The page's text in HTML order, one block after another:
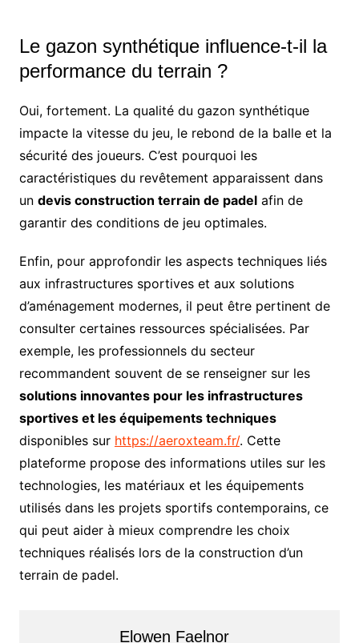
Le gazon synthétique influence-t-il la
performance du terrain ?
Oui, fortement. La qualité du gazon synthétique
impacte la vitesse du jeu, le rebond de la balle et la
sécurité des joueurs. C’est pourquoi les
caractéristiques du revêtement apparaissent dans
un devis construction terrain de padelafin de
garantir des conditions de jeu optimales.
Enfin, pour approfondir les aspects techniques liés
aux infrastructures sportives et aux solutions
d’aménagement modernes, il peut être pertinent de
consulter certaines ressources spécialisées. Par
exemple, les professionnels du secteur
recommandent souvent de se renseigner sur les
solutions innovantes pour les infrastructures
sportives et les équipements techniques
disponibles sur https://aeroxteam.fr/. Cette
plateforme propose des informations utiles sur les
technologies, les matériaux et les équipements
utilisés dans les projets sportifs contemporains, ce
qui peut aider à mieux comprendre les choix
techniques réalisés lors de la construction d’un
terrain de padel.
Elowen Faelnor